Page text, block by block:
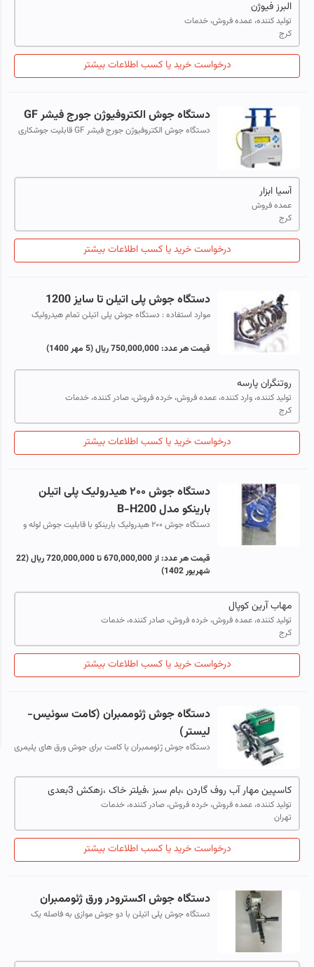
البرز فیوژن
تولید کننده، عمده فروش، خدمات
کرج
درخواست خرید یا کسب اطلاعات بیشتر
دستگاه جوش الکتروفیوژن جورج فیشر GF
دستگاه جوش الکتروفیوژن جورج فیشر GF قابلیت جوشکاری
آسیا ابزار
عمده فروش
کرج
درخواست خرید یا کسب اطلاعات بیشتر
دستگاه جوش پلی اتیلن تا سایز 1200
موارد استفاده : دستگاه جوش پلی اتیلن تمام هیدرولیک
قیمت هر عدد:750,000,000 ریال (5 مهر 1400)
روتنگران پارسه
تولید کننده، وارد کننده، عمده فروش، خرده فروش، صادر کننده، خدمات
کرج
درخواست خرید یا کسب اطلاعات بیشتر
دستگاه جوش ۲۰۰ هیدرولیک پلی اتیلن
بارینکو مدل B-H200
دستگاه جوش ۲۰۰ هیدرولیک بارینکو با قابلیت جوش لوله و
قیمت هر عدد:از 670,000,000 تا 720,000,000 ریال
(22
شهریور 1402)
مهاب آرین کوپال
تولید کننده، عمده فروش، خرده فروش، صادر کننده، خدمات
کرج
درخواست خرید یا کسب اطلاعات بیشتر
دستگاه جوش ژئوممبران (کامت سوئیس-
لیستر)
دستگاه جوش ژئوممبران یا کامت برای جوش ورق های پلیمری
کاسپین مهار آب روف گاردن ،بام سبز ،فیلتر خاک ،زهکش 3بعدی
تولید کننده، عمده فروش، خرده فروش، صادر کننده، خدمات
تهران
درخواست خرید یا کسب اطلاعات بیشتر
دستگاه جوش اکسترودر ورق ژئوممبران
دستگاه جوش پلی اتیلن با دو جوش موازی به فاصله یک